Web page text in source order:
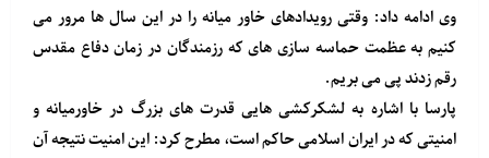
وی ادامه داد: وقتی رویدادهای خاور میانه را در این سال ها مرور می
کنیم به عظمت حماسه سازی های که رزمندگان در زمان دفاع مقدس
رقم زدند پی می بریم.
پارسا با اشاره به لشکرکشی هایی قدرت های بزرگ در خاورمیانه و
امنیتی که در ایران اسلامی حاکم است، مطرح کرد: این امنیت نتیجه آن